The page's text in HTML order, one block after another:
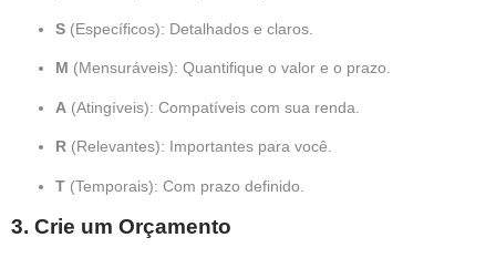
S (Específicos): Detalhados e claros.
M (Mensuráveis): Quantifique o valor e o prazo.
A (Atingíveis): Compatíveis com sua renda.
R (Relevantes): Importantes para você.
T (Temporais): Com prazo definido.
3. Crie um Orçamento